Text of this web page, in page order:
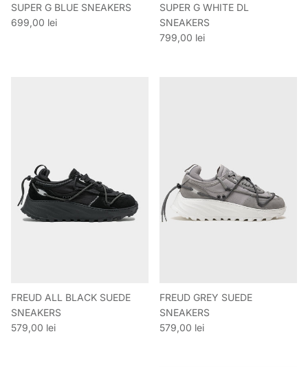
SUPER G BLUE SNEAKERS
Preț obișnuit
699,00 lei
SUPER G WHITE DL
SNEAKERS
Preț obișnuit
799,00 lei
FREUD ALL BLACK SUEDE
SNEAKERS
Preț obișnuit
579,00 lei
FREUD GREY SUEDE
SNEAKERS
Preț obișnuit
579,00 lei